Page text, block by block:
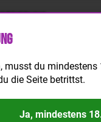
musst du
die Seite betrittst.
Ja, mindestens